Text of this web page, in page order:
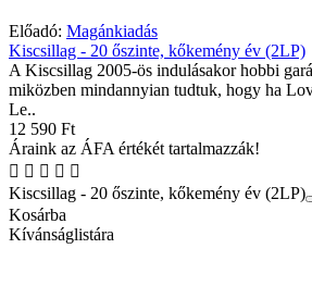
Előadó: Magánkiadás
Kiscsillag - 20 őszinte, kőkemény év (2LP)
A Kiscsillag 2005-ös indulásakor hobbi
miközben mindannyian tudtuk, hogy ha
Le..
12 590 Ft
Áraink az ÁFA értékét tartalmazzák!
Kiscsillag - 20 őszinte, kőkemény év (2LP)
Kosárba
Kívánságlistára